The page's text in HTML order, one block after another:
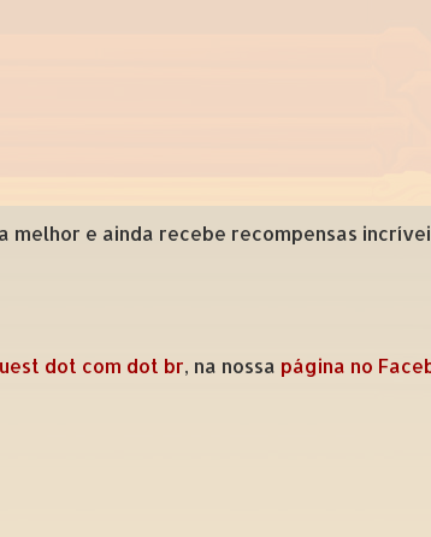
melhor e ainda recebe recompensas
dot com dot br, na nossa página no